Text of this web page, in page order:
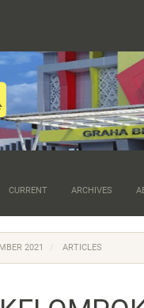
CURRENT ARCHIVES
2021 ARTICLES